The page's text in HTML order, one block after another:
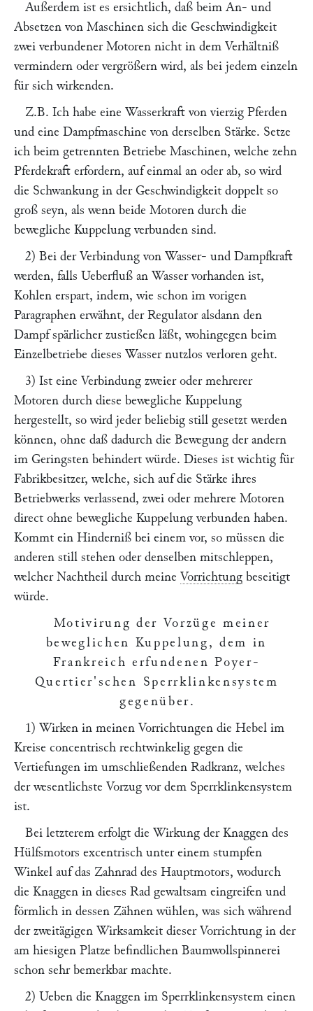
Außerdem ist es ersichtlich, daß beim An- und
Absetzen von Maschinen sich die Geschwindigkeit
zwei verbundener Motoren nicht in dem Verhältniß
vermindern oder vergrößern wird, als bei jedem einzeln
für sich wirkenden.
Z.B. Ich habe eine Wasserkraft von vierzig Pferden
und eine Dampfmaschine von derselben Stärke. Setze
ich beim getrennten Betriebe Maschinen, welche zehn
Pferdekraft erfordern, auf einmal an oder ab, so wird
die Schwankung in der Geschwindigkeit doppelt so
groß seyn, als wenn beide Motoren durch die
bewegliche Kuppelung verbunden sind.
2) Bei der Verbindung von Wasser- und Dampfkraft
werden, falls Ueberfluß an Wasser vorhanden ist,
Kohlen erspart, indem, wie schon im vorigen
Paragraphen erwähnt, der Regulator alsdann den
Dampf spärlicher zustießen läßt, wohingegen beim
Einzelbetriebe dieses Wasser nutzlos verloren geht.
3) Ist eine Verbindung zweier oder mehrerer
Motoren durch diese bewegliche Kuppelung
hergestellt, so wird jeder beliebig still gesetzt werden
können, ohne daß dadurch die Bewegung der andern
im Geringsten behindert würde. Dieses ist wichtig für
Fabrikbesitzer, welche, sich auf die Stärke ihres
Betriebwerks verlassend, zwei oder mehrere Motoren
direct ohne bewegliche Kuppelung verbunden haben.
Kommt ein Hinderniß bei einem vor, so müssen die
anderen still stehen oder denselben mitschleppen,
welcher Nachtheil durch meine Vorrichtung beseitigt
würde.
Motivirung der Vorzüge meiner
beweglichen Kuppelung, dem in
Frankreich erfundenen Poyer-
Quertier'schen Sperrklinkensystem
gegenüber.
1) Wirken in meinen Vorrichtungen die Hebel im
Kreise concentrisch rechtwinkelig gegen die
Vertiefungen im umschließenden Radkranz, welches
der wesentlichste Vorzug vor dem Sperrklinkensystem
ist.
Bei letzterem erfolgt die Wirkung der Knaggen des
Hülfsmotors excentrisch unter einem stumpfen
Winkel auf das Zahnrad des Hauptmotors, wodurch
die Knaggen in dieses Rad gewaltsam eingreifen und
förmlich in dessen Zähnen wühlen, was sich während
der zweitägigen Wirksamkeit dieser Vorrichtung in der
am hiesigen Platze befindlichen Baumwollspinnerei
schon sehr bemerkbar machte.
2) Ueben die Knaggen im Sperrklinkensystem einen